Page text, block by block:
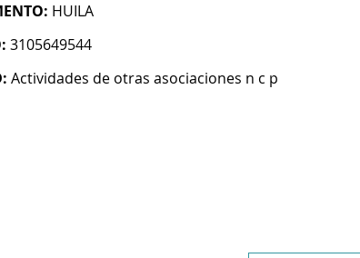
HUILA
3105649544
Actividades de otras asociaciones n c p